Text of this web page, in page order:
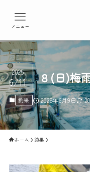
メニュー
８(日)梅
2025
6/11
釣果 2025年6月9日
ホーム 釣果